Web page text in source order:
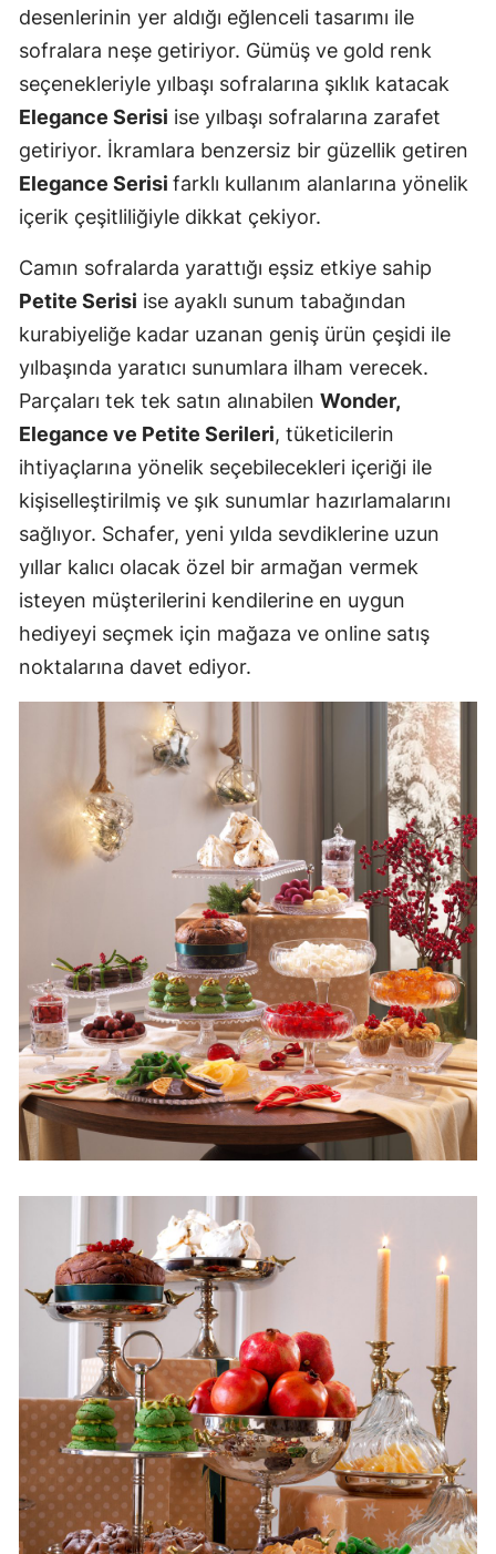
desenlerinin yer aldığı eğlenceli tasarımı ile
sofralara neşe getiriyor. Gümüş ve gold renk
seçenekleriyle yılbaşı sofralarına şıklık katacak
Elegance Serisi ise yılbaşı sofralarına zarafet
getiriyor. İkramlara benzersiz bir güzellik getiren
Elegance Serisi farklı kullanım alanlarına yönelik
içerik çeşitliliğiyle dikkat çekiyor.
Camın sofralarda yarattığı eşsiz etkiye sahip
Petite Serisi ise ayaklı sunum tabağından
kurabiyeliğe kadar uzanan geniş ürün çeşidi ile
yılbaşında yaratıcı sunumlara ilham verecek.
Parçaları tek tek satın alınabilen Wonder,
Elegance ve Petite Serileri, tüketicilerin
ihtiyaçlarına yönelik seçebilecekleri içeriği ile
kişiselleştirilmiş ve şık sunumlar hazırlamalarını
sağlıyor. Schafer, yeni yılda sevdiklerine uzun
yıllar kalıcı olacak özel bir armağan vermek
isteyen müşterilerini kendilerine en uygun
hediyeyi seçmek için mağaza ve online satış
noktalarına davet ediyor.